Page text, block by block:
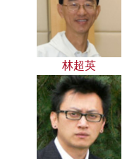
林超英